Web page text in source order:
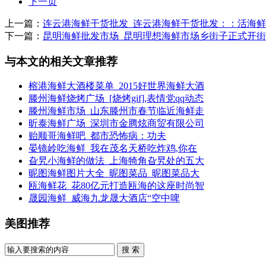
上一篇： 连云港海鲜干货批发_连云港海鲜干货批发：：活海
下一篇： 昆明海鲜批发市场_昆明理想海鲜市场乡街子正式开街
与本文的相关文章推荐
榕港海鲜大酒楼菜单_2015好世界海鲜大酒
滕州海鲜烧烤广场_[烧烤gif],表情党qq动态
滕州海鲜市场_山东滕州市春节临近海鲜走
昕泰海鲜广场_深圳市金腾炫商贸有限公司
贻顺哥海鲜吧_都市恐怖病：功夫
晏镜岭吃海鲜_我在茂名天桥吃炸鸡,你在
旮旯小海鲜的做法_上海犄角旮旯处的五大
昵图海鲜图片大全_昵图菜品_昵图菜品大
瓯海鲜花_花80亿元打造瓯海的这座时尚智
晟园海鲜_威海九龙晟大酒店“空中啤
美图推荐
搜 索